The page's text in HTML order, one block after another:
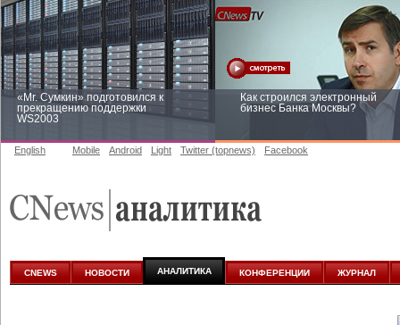
«Mr. Сумкин» подготовился к
прекращению поддержки
WS2003
Как строился электронный
бизнес Банка Москвы?
аналитике
English Mobile Android Light Twitter (topnews) Facebook
CNEWS НОВОСТИ АНАЛИТИКА КОНФЕРЕНЦИИ ЖУРНАЛ